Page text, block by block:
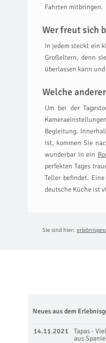
Fahrten mitbringen.
Wer freut sich
In jedem steckt ein
Großeltern, denn
überlassen kann
Welche
Um bei der
Begleitung.
ist, kommen Sie
wunderbar in ein
perfekten Tages
Teller befindet.
deutsche Küche ist
Sie sind hier:
Neues aus dem
14.11.2021
Tapas -
aus